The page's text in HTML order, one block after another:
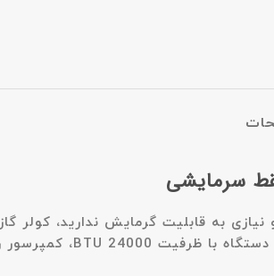
به قابلیت گرمایش ندارید،
با ظرفیت 24000 BTU
،